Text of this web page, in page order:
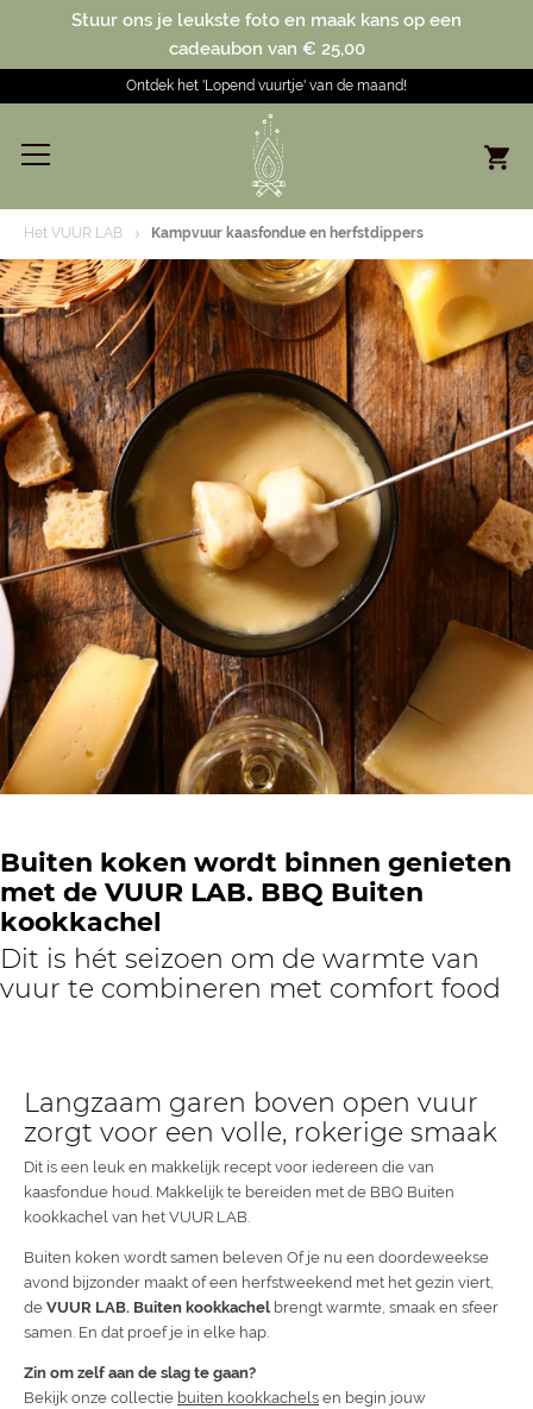
Stuur ons je leukste foto en maak kans op een
cadeaubon van € 25,00
Ontdek het 'Lopend vuurtje' van de maand!
Het VUUR LAB. Kampvuur kaasfondue en herfstdippers
Buiten koken wordt binnen genieten
met de VUUR LAB. BBQ Buiten
kookkachel
Dit is hét seizoen om de warmte van
vuur te combineren met comfort food
Langzaam garen boven open vuur
zorgt voor een volle, rokerige smaak
Dit is een leuk en makkelijk recept voor iedereen die van
kaasfondue houd. Makkelijk te bereiden met de BBQ Buiten
kookkachel van het VUUR LAB.
Buiten koken wordt samen beleven Of je nu een doordeweekse
avond bijzonder maakt of een herfstweekend met het gezin viert,
de VUUR LAB. Buiten kookkachel brengt warmte, smaak en sfeer
samen. En dat proef je in elke hap.
Zin om zelf aan de slag te gaan?
Bekijk onze collectie buiten kookkachels en begin jouw